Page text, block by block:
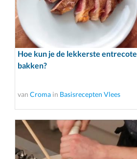
Hoe kun je de lekkerste entrecote
bakken?
van Croma in Basisrecepten Vlees